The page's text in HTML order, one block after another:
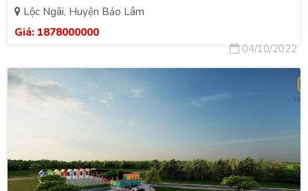
Lộc Ngãi, Huyện Bảo Lâm
Giá: 1878000000
04/10/2022